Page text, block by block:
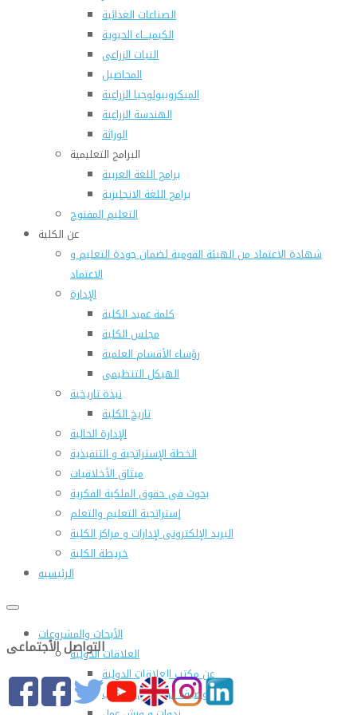
الصناعات الغذائية
الكيميـــاء الحيوية
النبات الزراعى
المحاصيل
الميكروبيولوجيا الزراعية
الهندسة الزراعية
الوراثة
البرامج التعليمية
برامج اللغة العربية
برامج اللغة الانجليزية
التعليم المفتوح
عن الكلية
شهادة الاعتماد من الهيئة القومية لضمان جودة التعليم و
الاعتماد
الإدارة
كلمة عميد الكلية
مجلس الكلية
رؤساء الأقسام العلمية
الهيكل التنظيمى
نبذة تاريخية
تاريخ الكلية
الإدارة الحالية
الخطة الإستراتجية و التنفيذية
ميثاق الأخلاقيات
بحوث فى حقوق الملكية الفكرية
إستراتجية التعليم والتعلم
البريد الإلكترونى لإدارات و مراكز الكلية
خريطة الكلية
الرئيسيه
الأبحاث والمشروعات
العلاقات الدولية
عن مكتب العلاقات الدولية
التوصيف الوظيفى للمكتب
التواصل الأجتماعى